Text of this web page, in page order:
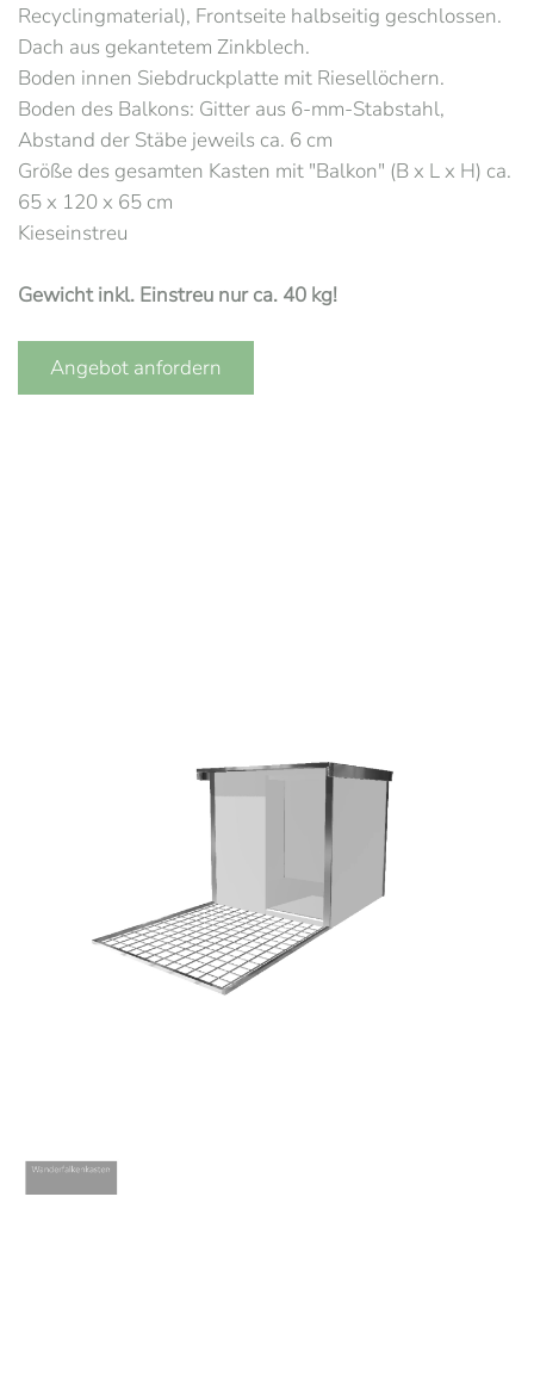
Recyclingmaterial), Frontseite halbseitig geschlossen.
Dach aus gekantetem Zinkblech.
Boden innen Siebdruckplatte mit Riesellöchern.
Boden des Balkons: Gitter aus 6-mm-Stabstahl,
Abstand der Stäbe jeweils ca. 6 cm
Größe des gesamten Kasten mit "Balkon" (B x L x H) ca.
65 x 120 x 65 cm
Kieseinstreu
Gewicht inkl. Einstreu nur ca. 40 kg!
Angebot anfordern